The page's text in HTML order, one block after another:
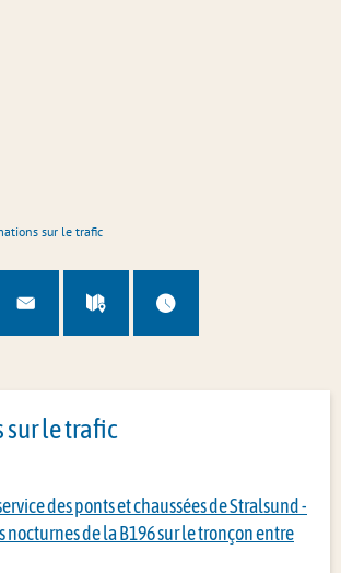
sur le trafic
le trafic
des ponts et chaussées de Stralsund -
nocturnes de la B196 sur le tronçon entre